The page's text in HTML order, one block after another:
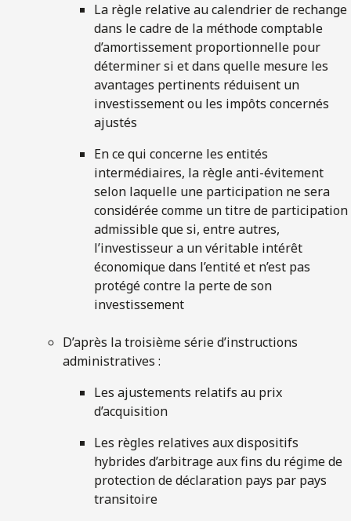
La règle relative au calendrier de rechange
dans le cadre de la méthode comptable
d’amortissement proportionnelle pour
déterminer si et dans quelle mesure les
avantages pertinents réduisent un
investissement ou les impôts concernés
ajustés
En ce qui concerne les entités
intermédiaires, la règle anti-évitement
selon laquelle une participation ne sera
considérée comme un titre de participation
admissible que si, entre autres,
l’investisseur a un véritable intérêt
économique dans l’entité et n’est pas
protégé contre la perte de son
investissement
D’après la troisième série d’instructions
administratives :
Les ajustements relatifs au prix
d’acquisition
Les règles relatives aux dispositifs
hybrides d’arbitrage aux fins du régime de
protection de déclaration pays par pays
transitoire